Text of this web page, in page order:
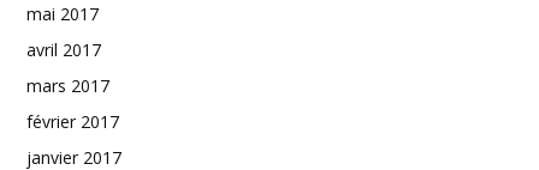
mai 2017
avril 2017
mars 2017
février 2017
janvier 2017